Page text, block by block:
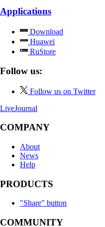
Applications
Download
Huawei
RuStore
Follow us:
Follow us on Twitter
LiveJournal
COMPANY
About
News
Help
PRODUCTS
"Share" button
COMMUNITY